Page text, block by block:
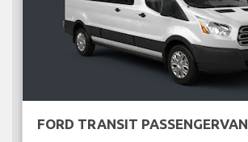
FORD TRANSIT PASSENGERVAN